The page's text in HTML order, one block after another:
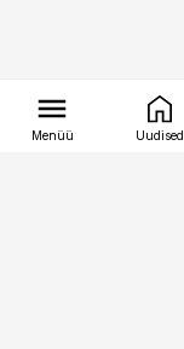
Menüü Uudised